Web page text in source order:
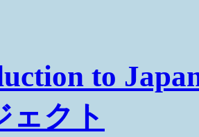
to
ェクト